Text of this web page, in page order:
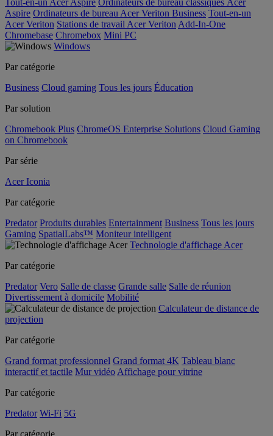
Tout-en-un Acer Aspire Ordinateurs de bureau classiques Acer
Aspire Ordinateurs de bureau Acer Veriton Business Tout-en-un
Acer Veriton Stations de travail Acer Veriton Add-In-One
Chromebase Chromebox Mini PC
Windows
Par catégorie
Business Cloud gaming Tous les jours Éducation
Par solution
Chromebook Plus ChromeOS Enterprise Solutions Cloud Gaming
on Chromebook
Par série
Acer Iconia
Par catégorie
Predator Produits durables Entertainment Business Tous les jours
Gaming SpatialLabs™ Moniteur intelligent
Technologie d'affichage Acer
Par catégorie
Predator Vero Salle de classe Grande salle Salle de réunion
Divertissement à domicile Mobilité
Calculateur de distance de
projection
Par catégorie
Grand format professionnel Grand format 4K Tableau blanc
interactif et tactile Mur vidéo Affichage pour vitrine
Par catégorie
Predator Wi-Fi 5G
Par catégorie